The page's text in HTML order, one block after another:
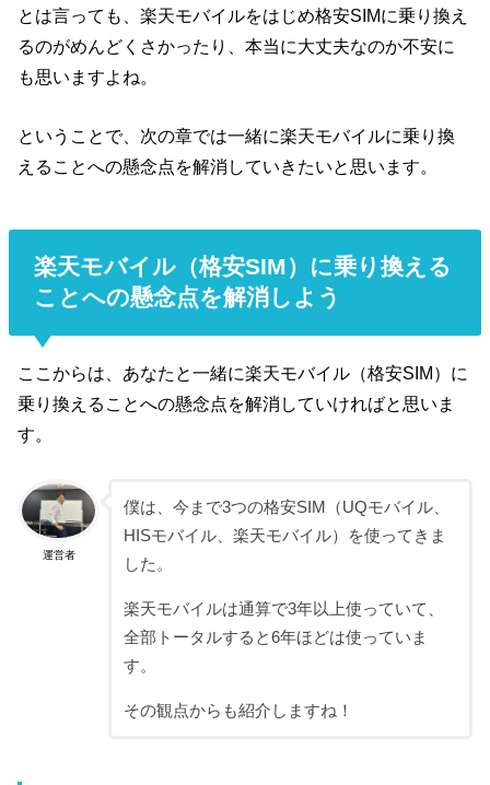
とは言っても、楽天モバイルをはじめ格安SIMに乗り換え
るのがめんどくさかったり、本当に大丈夫なのか不安に
も思いますよね。
ということで、次の章では一緒に楽天モバイルに乗り換
えることへの懸念点を解消していきたいと思います。
楽天モバイル（格安SIM）に乗り換える
ことへの懸念点を解消しよう
ここからは、あなたと一緒に楽天モバイル（格安SIM）に
乗り換えることへの懸念点を解消していければと思いま
す。
運営者
僕は、今まで3つの格安SIM（UQモバイル、
HISモバイル、楽天モバイル）を使ってきま
した。
楽天モバイルは通算で3年以上使っていて、
全部トータルすると6年ほどは使っていま
す。
その観点からも紹介しますね！